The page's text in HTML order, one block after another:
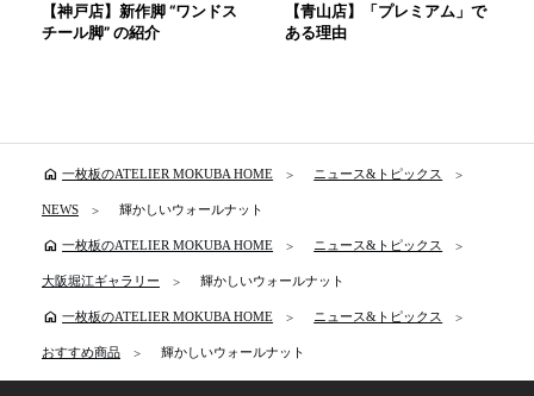
【神戸店】新作脚 “ワンドス
チール脚” の紹介
【青山店】「プレミアム」で
ある理由
home 一枚板のATELIER MOKUBA HOME ニュース&トピックス
NEWS 輝かしいウォールナット
home 一枚板のATELIER MOKUBA HOME ニュース&トピックス
大阪堀江ギャラリー 輝かしいウォールナット
home 一枚板のATELIER MOKUBA HOME ニュース&トピックス
おすすめ商品 輝かしいウォールナット